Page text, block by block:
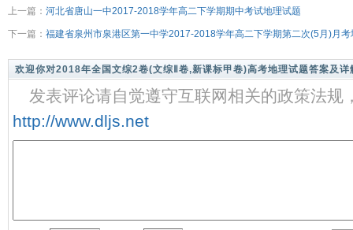
上一篇： 河北省唐山一中2017-2018学年高二下学期期中考试地理试题
下一篇： 福建省泉州市泉港区第一中学2017-2018学年高二下学期第二次(5月)月考
欢迎你对2018年全国文综2卷(文综Ⅱ卷,新课标甲卷)高考地理试题答案及详
发表评论请自觉遵守互联网相关的政策法规
http://www.dljs.net